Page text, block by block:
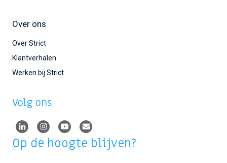
Over ons
Over Strict
Klantverhalen
Werken bij Strict
Volg ons
Op de hoogte blijven?